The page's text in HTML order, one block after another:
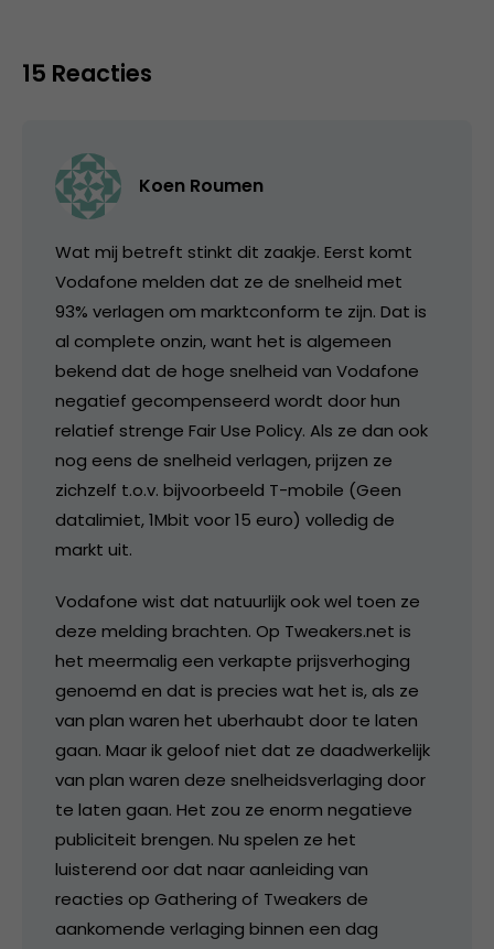
15 Reacties
Koen Roumen
Wat mij betreft stinkt dit zaakje. Eerst komt
Vodafone melden dat ze de snelheid met
93% verlagen om marktconform te zijn. Dat is
al complete onzin, want het is algemeen
bekend dat de hoge snelheid van Vodafone
negatief gecompenseerd wordt door hun
relatief strenge Fair Use Policy. Als ze dan ook
nog eens de snelheid verlagen, prijzen ze
zichzelf t.o.v. bijvoorbeeld T-mobile (Geen
datalimiet, 1Mbit voor 15 euro) volledig de
markt uit.
Vodafone wist dat natuurlijk ook wel toen ze
deze melding brachten. Op Tweakers.net is
het meermalig een verkapte prijsverhoging
genoemd en dat is precies wat het is, als ze
van plan waren het uberhaubt door te laten
gaan. Maar ik geloof niet dat ze daadwerkelijk
van plan waren deze snelheidsverlaging door
te laten gaan. Het zou ze enorm negatieve
publiciteit brengen. Nu spelen ze het
luisterend oor dat naar aanleiding van
reacties op Gathering of Tweakers de
aankomende verlaging binnen een dag